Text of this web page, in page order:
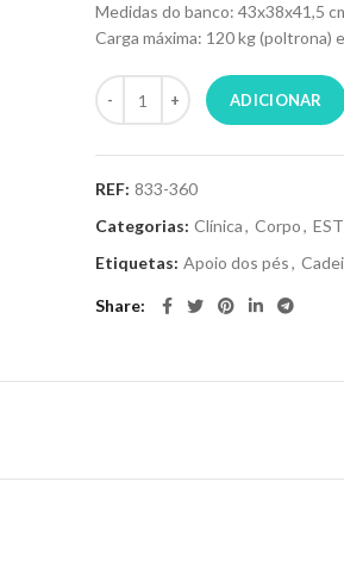
Medidas do banco: 43x38x41,5
Carga máxima: 120 kg (poltrona)
ADICIONAR
REF: 833-360
Categorias: Clínica, Corpo,
Etiquetas: Apoio dos pés,
Share